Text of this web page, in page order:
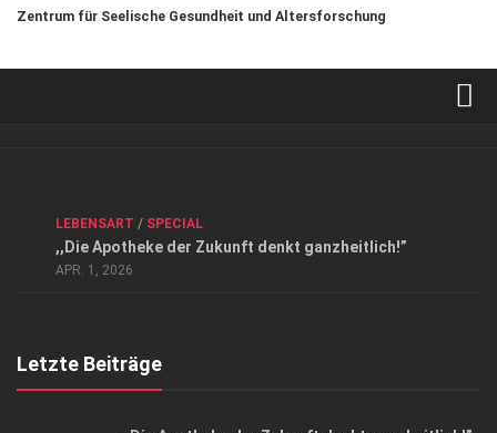
Zentrum für Seelische Gesundheit und Altersforschung
Datenschutzerklärung
Top Magazin Dresden / Ostsachsen
LEBENSART / SPECIAL
,,Die Apotheke der Zukunft denkt ganzheitlich!”
APR. 1, 2026
Letzte Beiträge